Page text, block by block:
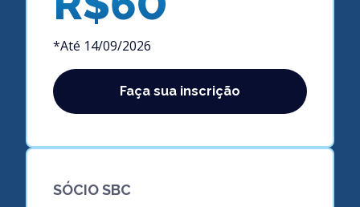
*Até 14/09/2026
Faça sua inscrição
SÓCIO SBC